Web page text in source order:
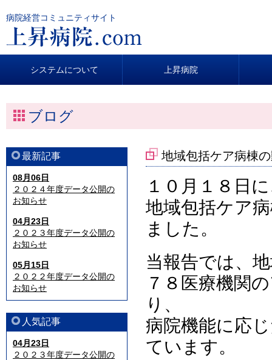
病院経営コミュニティサイト
システムについて 上昇病院
ブログ
最新記事
08月06日
２０２４年度データ公開の
お知らせ
04月23日
２０２３年度データ公開の
お知らせ
05月15日
２０２２年度データ公開の
お知らせ
人気記事
04月23日
２０２３年度データ公開の
地域包括ケア病棟
１０月１８日
地域包括ケア
ました。
当報告では、
７８医療機関
り、
病院機能に応
ています。